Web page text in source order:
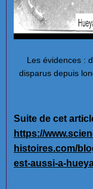
Les évidences :
disparus depuis
Suite de cet
https://
histoires.com/
est-aussi-a-